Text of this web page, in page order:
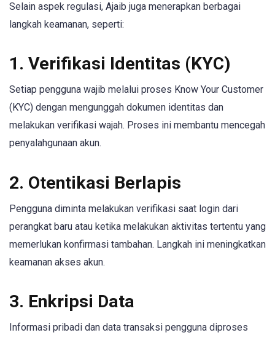
Selain aspek regulasi, Ajaib juga menerapkan berbagai
langkah keamanan, seperti:
1. Verifikasi Identitas (KYC)
Setiap pengguna wajib melalui proses Know Your Customer
(KYC) dengan mengunggah dokumen identitas dan
melakukan verifikasi wajah. Proses ini membantu mencegah
penyalahgunaan akun.
2. Otentikasi Berlapis
Pengguna diminta melakukan verifikasi saat login dari
perangkat baru atau ketika melakukan aktivitas tertentu yang
memerlukan konfirmasi tambahan. Langkah ini meningkatkan
keamanan akses akun.
3. Enkripsi Data
Informasi pribadi dan data transaksi pengguna diproses